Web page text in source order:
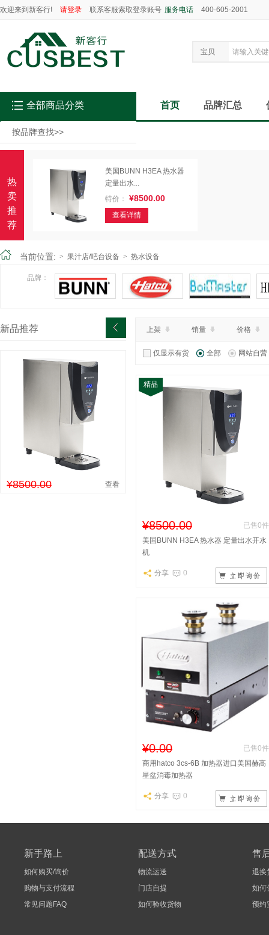
欢迎来到新客行! 请登录 联系客服索取登录账号 服务电话 400-605-2001
宝贝
按品牌查找>>
全部商品分类 首页 品牌汇总
热
卖
推
荐
美国BUNN H3EA 热水器
定量出水...
特价：
¥8500.00
查看详情
当前位置: > 果汁店/吧台设备 > 热水设备
品牌：
新品推荐
¥8500.00 查看
上架 销量 价格
仅显示有货 全部 网站自营
精品
¥8500.00
已售0件
美国BUNN H3EA 热水器 定量出水开水
机
分享 0
¥0.00
已售0件
商用hatco 3cs-6B 加热器进口美国赫高
星盆消毒加热器
分享 0
新手路上
如何购买/询价
购物与支付流程
常见问题FAQ
配送方式
物流运送
门店自提
如何验收货物
售
退换
如何
预约